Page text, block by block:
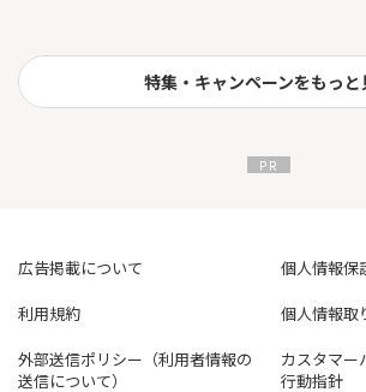
特集・キャンペーンをもっと
広告掲載について
個人情報保
利用規約
個人情報取
外部送信ポリシー（利用者情報の
送信について）
カスタマー
行動指針